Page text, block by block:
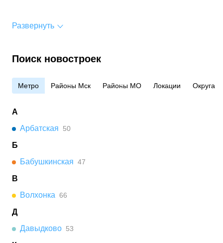
Развернуть
Поиск новостроек
Метро Районы Мск Районы МО Локации Округа
А
Арбатская
50
Б
Бабушкинская 47
В
Волхонка 66
Д
Давыдково 53